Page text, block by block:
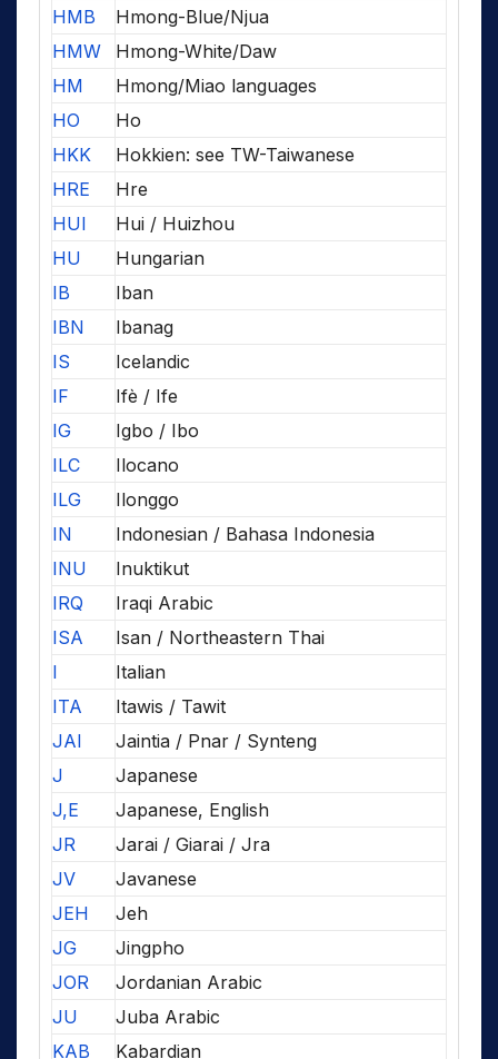
HMB
Hmong-Blue/Njua
HMW
Hmong-White/Daw
HM
Hmong/Miao languages
HO
Ho
HKK
Hokkien: see TW-Taiwanese
HRE
Hre
HUI
Hui / Huizhou
HU
Hungarian
IB
Iban
IBN
Ibanag
IS
Icelandic
IF
Ifè / Ife
IG
Igbo / Ibo
ILC
Ilocano
ILG
Ilonggo
IN
Indonesian / Bahasa Indonesia
INU
Inuktikut
IRQ
Iraqi Arabic
ISA
Isan / Northeastern Thai
I
Italian
ITA
Itawis / Tawit
JAI
Jaintia / Pnar / Synteng
J
Japanese
J,E
Japanese, English
JR
Jarai / Giarai / Jra
JV
Javanese
JEH
Jeh
JG
Jingpho
JOR
Jordanian Arabic
JU
Juba Arabic
KAB
Kabardian